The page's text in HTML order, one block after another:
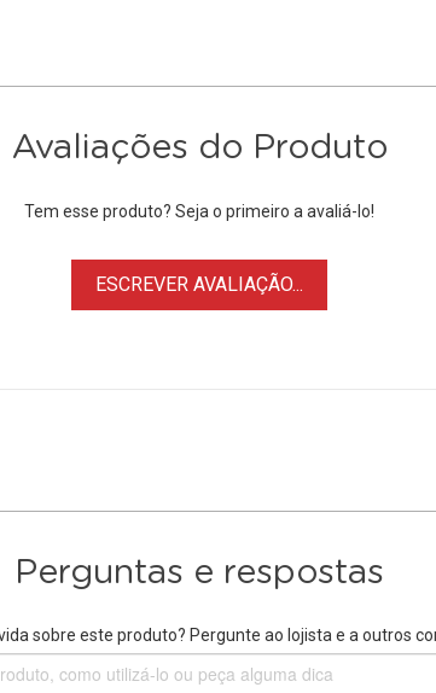
Avaliações do Produto
Tem esse produto? Seja o primeiro a avaliá-lo!
ESCREVER AVALIAÇÃO...
Perguntas e respostas
sobre este produto? Pergunte ao lojista e a outros